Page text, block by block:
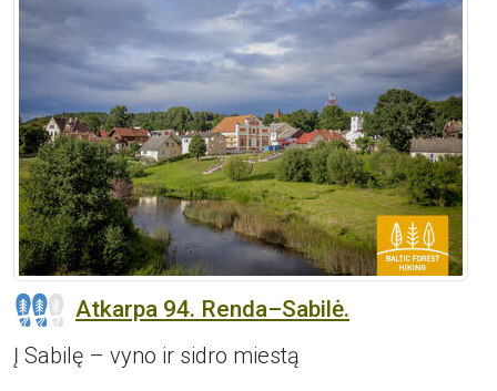
Atkarpa 94. Renda–Sabilė.
Į Sabilę – vyno ir sidro miestą